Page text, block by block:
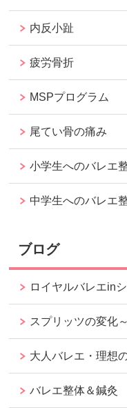
内反小趾
疲労骨折
MSPプログラム
尾てい骨の痛み
小学生へのバレエ
中学生へのバレエ
ブログ
ロイヤルバレエin
スプリッツの変化
大人バレエ・理想
バレエ整体＆鍼灸